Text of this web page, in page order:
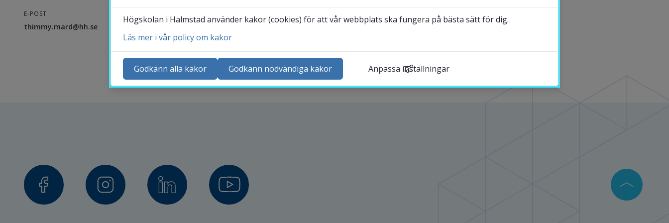
E-POST
thimmy.mard@hh.se
Kontakta och besök oss
Nyheter
Kalender
Högskolan i Halmstad använder kakor (cookies) för att vår webbplats ska fungera på bästa sätt för dig.
Läs mer i vår policy om kakor
Godkänn alla kakor Godkänn nödvändiga kakor Anpassa inställningar